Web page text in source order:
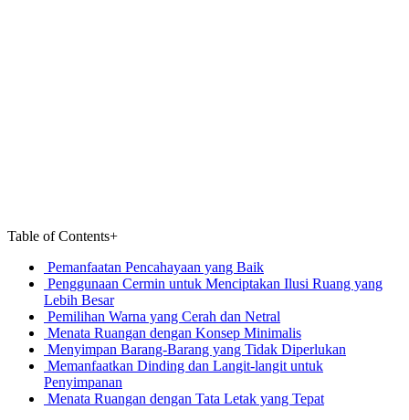
Table of Contents+
Pemanfaatan Pencahayaan yang Baik
Penggunaan Cermin untuk Menciptakan Ilusi Ruang yang
Lebih Besar
Pemilihan Warna yang Cerah dan Netral
Menata Ruangan dengan Konsep Minimalis
Menyimpan Barang-Barang yang Tidak Diperlukan
Memanfaatkan Dinding dan Langit-langit untuk
Penyimpanan
Menata Ruangan dengan Tata Letak yang Tepat